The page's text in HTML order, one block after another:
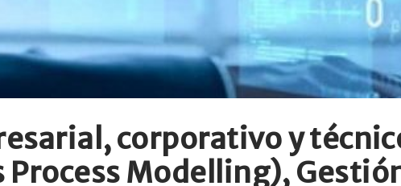
corporativo y
Process Modelling),